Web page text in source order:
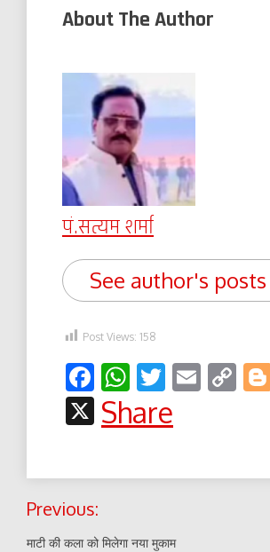
About The Author
पं.सत्यम शर्मा
See author's posts
Post Views: 158
Facebook
WhatsApp
Twitter
X
Share
Post
navigation
Previous:
माटी की कला को मिलेगा नया मुकाम